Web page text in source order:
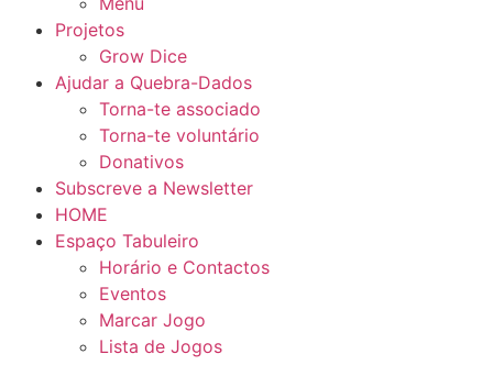
Projetos
Grow Dice
Ajudar a Quebra-Dados
Torna-te associado
Torna-te voluntário
Donativos
Subscreve a Newsletter
HOME
Espaço Tabuleiro
Horário e Contactos
Eventos
Marcar Jogo
Lista de Jogos